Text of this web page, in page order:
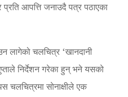
आपत्ति जनाउदै पत्र पठाएका
लागेको चलचित्र ‘खानदानी
निर्देशन गरेका हुन् भने यसको
चलचित्रमा सोनाक्षीले एक